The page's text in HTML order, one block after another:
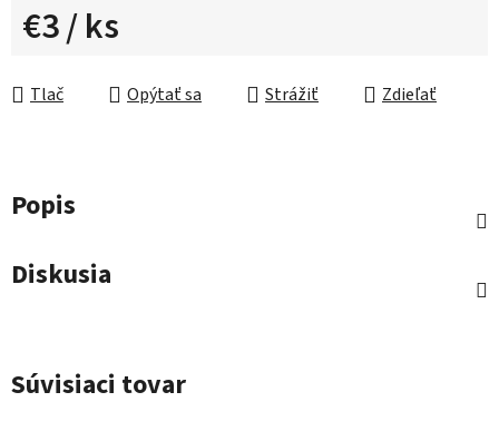
€3/ ks
Tlač
Opýtať sa Strážiť Zdieľať
Popis
Diskusia
Súvisiaci tovar